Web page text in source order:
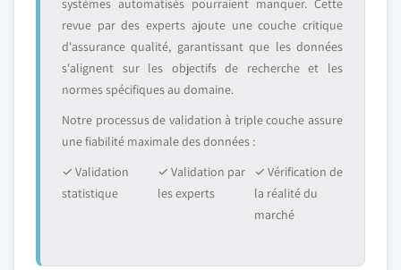
systèmes automatisés pourraient manquer. Cette
revue par des experts ajoute une couche critique
d'assurance qualité, garantissant que les données
s'alignent sur les objectifs de recherche et les
normes spécifiques au domaine.
Notre processus de validation à triple couche assure
une fiabilité maximale des données :
✓ Validation
statistique
✓ Validation par
les experts
✓ Vérification de
la réalité du
marché